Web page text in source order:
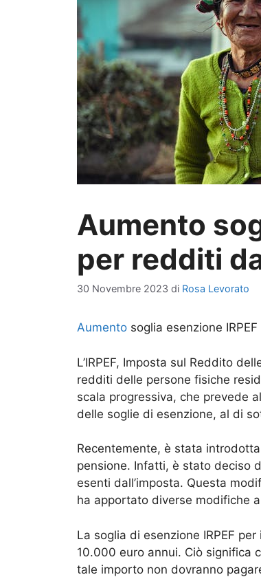
Aumento
per redditi
30 Novembre 2023 di Rosa Levorato
Aumento soglia esenzione
L’IRPEF, Imposta sul Reddito
redditi delle persone fisiche
scala progressiva, che prevede
delle soglie di esenzione, al di
Recentemente, è stata
pensione. Infatti, è stato deciso
esenti dall’imposta. Questa
ha apportato diverse modifiche
La soglia di esenzione IRPEF
10.000 euro annui. Ciò significa
tale importo non dovranno